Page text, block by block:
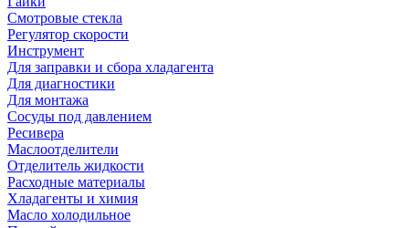
Смотровые стекла
Регулятор скорости
Инструмент
Для заправки и сбора хладагента
Для диагностики
Для монтажа
Сосуды под давлением
Ресивера
Маслоотделители
Отделитель жидкости
Расходные материалы
Хладагенты и химия
Масло холодильное